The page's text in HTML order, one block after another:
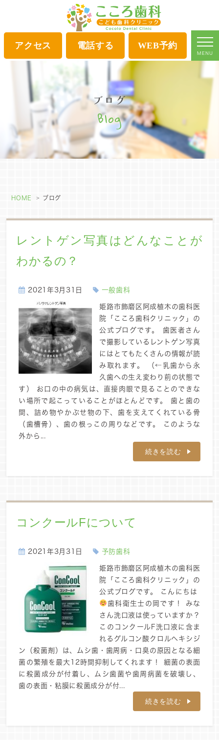
アクセス 電話する WEB予約
MENU
ブログ
Blog
HOME ブログ
レントゲン写真はどんなことが
わかるの？
2021年3月31日 一般歯科
姫路市飾磨区阿成植木の歯科医
院「こころ歯科クリニック」の
公式ブログです。 歯医者さん
で撮影しているレントゲン写真
にはとてもたくさんの情報が読
み取れます。 （←乳歯から永
久歯への生え変わり前の状態で
す） お口の中の病気は、直接肉眼で見ることのできな
い場所で起こっていることがほとんどです。 歯と歯の
間、詰め物やかぶせ物の下、歯を支えてくれている骨
（歯槽骨）、歯の根っこの周りなどです。 このような
外から...
続きを読む
コンクールFについて
2021年3月31日 予防歯科
姫路市飾磨区阿成植木の歯科医
院「こころ歯科クリニック」の
公式ブログです。 こんにちは
歯科衛生士の岡です！ みな
さん洗口液は使っていますか？
このコンクールF洗口液に含ま
れるグルコン酸クロルヘキシジ
ン（殺菌剤）は、ムシ歯・歯周病・口臭の原因となる細
菌の繁殖を最大12時間抑制してくれます！ 細菌の表面
に殺菌成分が付着し、ムシ歯菌や歯周病菌を破壊し、
歯の表面・粘膜に殺菌成分が付...
続きを読む